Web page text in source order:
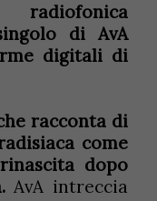
di AvA
digitali di
racconta di
come
dopo
AvA intreccia